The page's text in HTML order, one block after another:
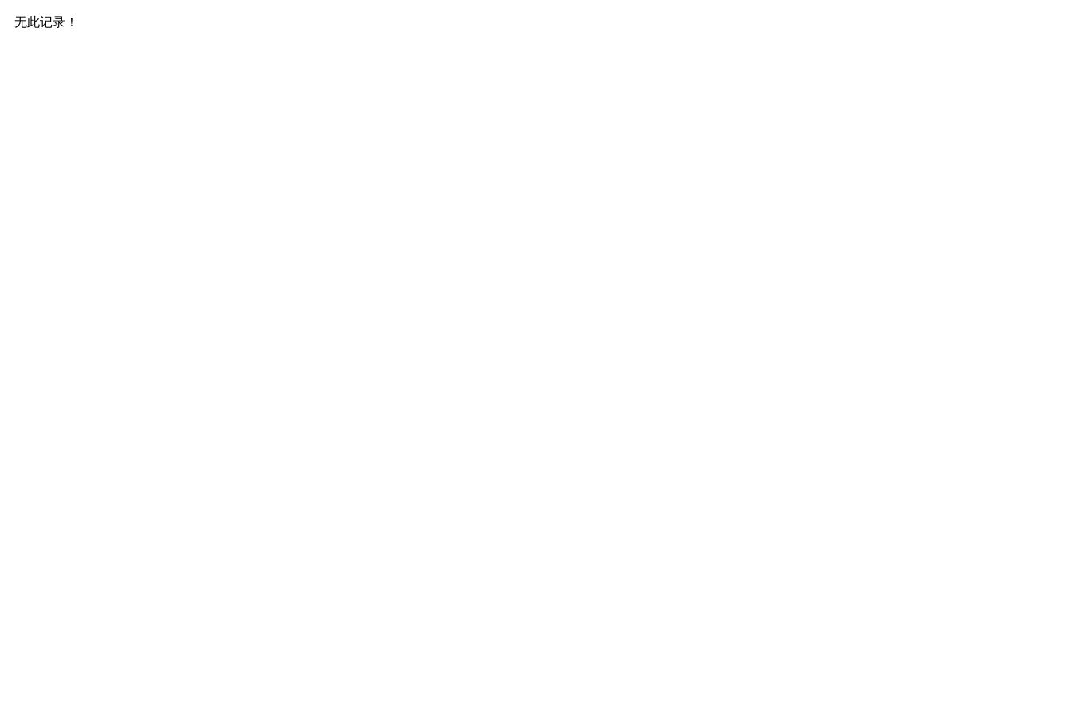
无此记录！